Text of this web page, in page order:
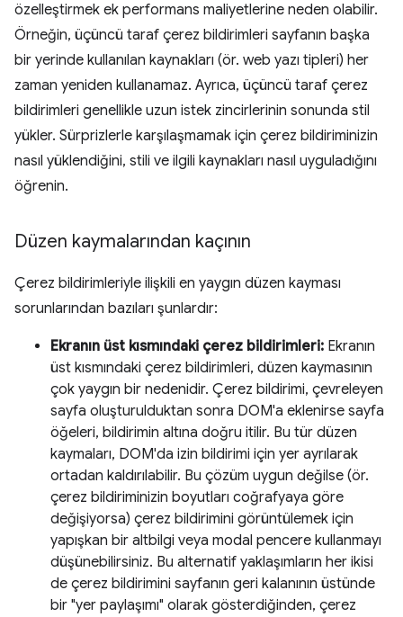
özelleştirmek ek performans maliyetlerine neden olabilir.
Örneğin, üçüncü taraf çerez bildirimleri sayfanın başka
bir yerinde kullanılan kaynakları (ör. web yazı tipleri) her
zaman yeniden kullanamaz. Ayrıca, üçüncü taraf çerez
bildirimleri genellikle uzun istek zincirlerinin sonunda stil
yükler. Sürprizlerle karşılaşmamak için çerez bildiriminizin
nasıl yüklendiğini, stili ve ilgili kaynakları nasıl uyguladığını
öğrenin.
Düzen kaymalarından kaçının
Çerez bildirimleriyle ilişkili en yaygın düzen kayması
sorunlarından bazıları şunlardır:
Ekranın üst kısmındaki çerez bildirimleri: Ekranın
üst kısmındaki çerez bildirimleri, düzen kaymasının
çok yaygın bir nedenidir. Çerez bildirimi, çevreleyen
sayfa oluşturulduktan sonra DOM'a eklenirse sayfa
öğeleri, bildirimin altına doğru itilir. Bu tür düzen
kaymaları, DOM'da izin bildirimi için yer ayrılarak
ortadan kaldırılabilir. Bu çözüm uygun değilse (ör.
çerez bildiriminizin boyutları coğrafyaya göre
değişiyorsa) çerez bildirimini görüntülemek için
yapışkan bir altbilgi veya modal pencere kullanmayı
düşünebilirsiniz. Bu alternatif yaklaşımların her ikisi
de çerez bildirimini sayfanın geri kalanının üstünde
bir "yer paylaşımı" olarak gösterdiğinden, çerez